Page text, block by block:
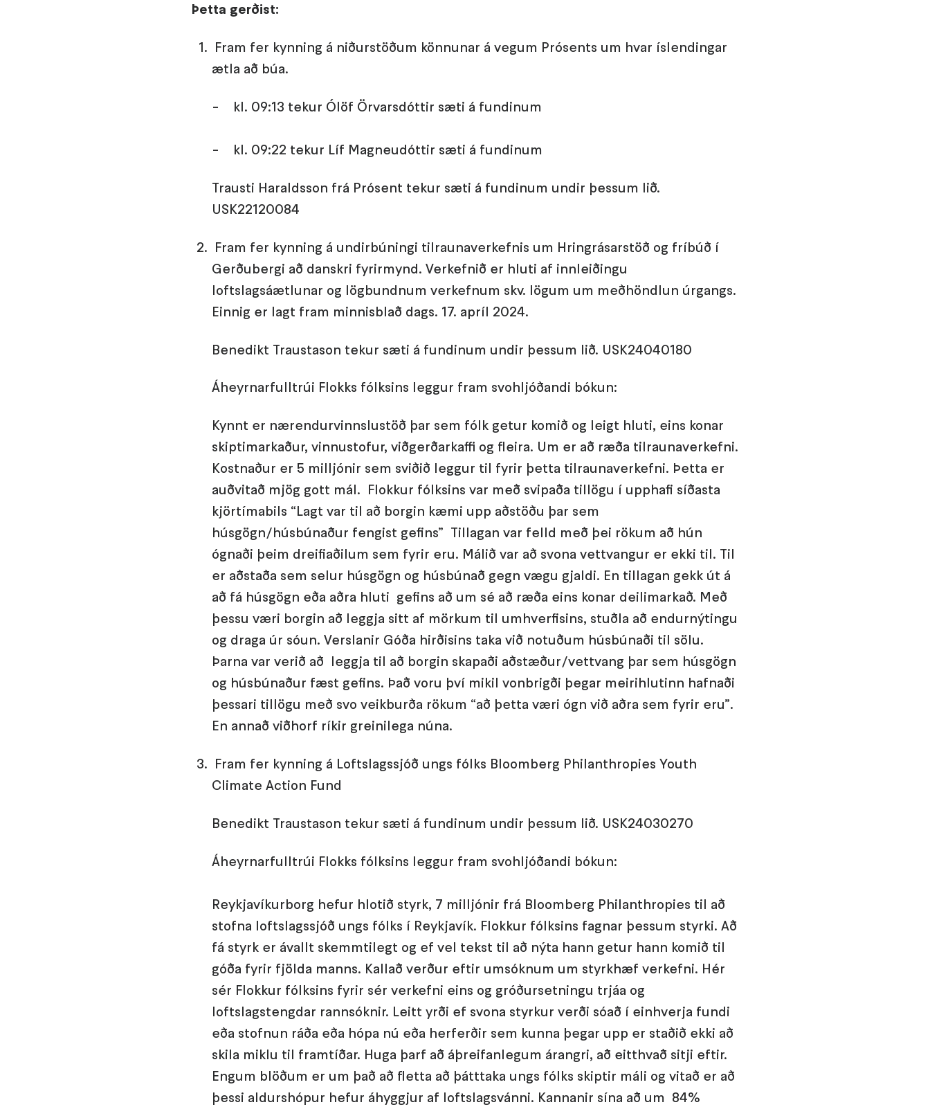
Þetta gerðist:
Fram fer kynning á niðurstöðum könnunar á vegum Prósents um hvar íslendingar
ætla að búa.
- kl. 09:13 tekur Ólöf Örvarsdóttir sæti á fundinum
- kl. 09:22 tekur Líf Magneudóttir sæti á fundinum
Trausti Haraldsson frá Prósent tekur sæti á fundinum undir þessum lið.
USK22120084
Fram fer kynning á undirbúningi tilraunaverkefnis um Hringrásarstöð og fríbúð í
Gerðubergi að danskri fyrirmynd. Verkefnið er hluti af innleiðingu
loftslagsáætlunar og lögbundnum verkefnum skv. lögum um meðhöndlun úrgangs.
Einnig er lagt fram minnisblað dags. 17. apríl 2024.
Benedikt Traustason tekur sæti á fundinum undir þessum lið. USK24040180
Áheyrnarfulltrúi Flokks fólksins leggur fram svohljóðandi bókun:
Kynnt er nærendurvinnslustöð þar sem fólk getur komið og leigt hluti, eins konar
skiptimarkaður, vinnustofur, viðgerðarkaffi og fleira. Um er að ræða tilraunaverkefni.
Kostnaður er 5 milljónir sem sviðið leggur til fyrir þetta tilraunaverkefni. Þetta er
auðvitað mjög gott mál. Flokkur fólksins var með svipaða tillögu í upphafi síðasta
kjörtímabils “Lagt var til að borgin kæmi upp aðstöðu þar sem
húsgögn/húsbúnaður fengist gefins” Tillagan var felld með þei rökum að hún
ógnaði þeim dreifiaðilum sem fyrir eru. Málið var að svona vettvangur er ekki til. Til
er aðstaða sem selur húsgögn og húsbúnað gegn vægu gjaldi. En tillagan gekk út á
að fá húsgögn eða aðra hluti gefins að um sé að ræða eins konar deilimarkað. Með
þessu væri borgin að leggja sitt af mörkum til umhverfisins, stuðla að endurnýtingu
og draga úr sóun. Verslanir Góða hirðisins taka við notuðum húsbúnaði til sölu.
Þarna var verið að leggja til að borgin skapaði aðstæður/vettvang þar sem húsgögn
og húsbúnaður fæst gefins. Það voru því mikil vonbrigði þegar meirihlutinn hafnaði
þessari tillögu með svo veikburða rökum “að þetta væri ógn við aðra sem fyrir eru”.
En annað viðhorf ríkir greinilega núna.
Fram fer kynning á Loftslagssjóð ungs fólks Bloomberg Philanthropies Youth
Climate Action Fund
Benedikt Traustason tekur sæti á fundinum undir þessum lið. USK24030270
Áheyrnarfulltrúi Flokks fólksins leggur fram svohljóðandi bókun:
Reykjavíkurborg hefur hlotið styrk, 7 milljónir frá Bloomberg Philanthropies til að
stofna loftslagssjóð ungs fólks í Reykjavík. Flokkur fólksins fagnar þessum styrki. Að
fá styrk er ávallt skemmtilegt og ef vel tekst til að nýta hann getur hann komið til
góða fyrir fjölda manns. Kallað verður eftir umsóknum um styrkhæf verkefni. Hér
sér Flokkur fólksins fyrir sér verkefni eins og gróðursetningu trjáa og
loftslagstengdar rannsóknir. Leitt yrði ef svona styrkur verði sóað í einhverja fundi
eða stofnun ráða eða hópa nú eða herferðir sem kunna þegar upp er staðið ekki að
skila miklu til framtíðar. Huga þarf að áþreifanlegum árangri, að eitthvað sitji eftir.
Engum blöðum er um það að fletta að þátttaka ungs fólks skiptir máli og vitað er að
þessi aldurshópur hefur áhyggjur af loftslagsvánni. Kannanir sína að um 84%